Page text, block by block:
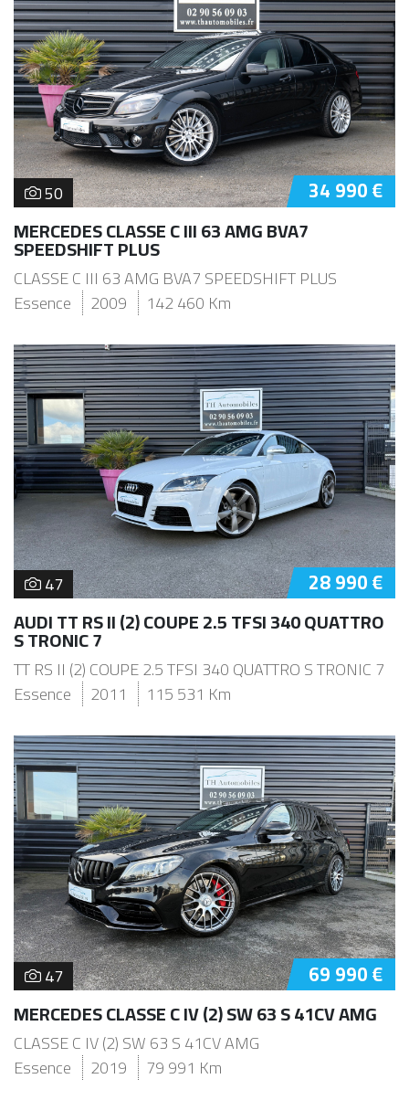
50 34 990 €
MERCEDES CLASSE C III 63 AMG BVA7
SPEEDSHIFT PLUS
CLASSE C III 63 AMG BVA7 SPEEDSHIFT PLUS
Essence
2009 142 460 Km
47 28 990 €
AUDI TT RS II (2) COUPE 2.5 TFSI 340 QUATTRO
S TRONIC 7
TT RS II (2) COUPE 2.5 TFSI 340 QUATTRO S TRONIC 7
Essence
2011 115 531 Km
47 69 990 €
MERCEDES CLASSE C IV (2) SW 63 S 41CV AMG
CLASSE C IV (2) SW 63 S 41CV AMG
Essence
2019 79 991 Km